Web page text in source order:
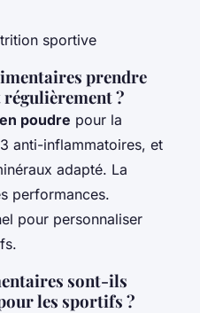
prendre
?
poudre pour la
anti-inflammatoires, et
adapté. La
performances.
pour personnaliser
sont-ils
les sportifs ?